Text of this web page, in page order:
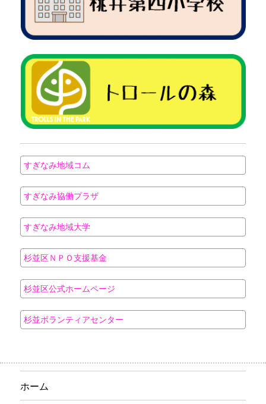
すぎなみ地域コム
すぎなみ協働プラザ
すぎなみ地域大学
杉並区ＮＰＯ支援基金
杉並区公式ホームページ
杉並ボランティアセンター
ホーム